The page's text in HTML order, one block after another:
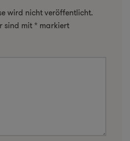
wird nicht veröffentlicht.
sind mit * markiert